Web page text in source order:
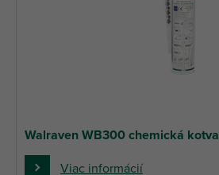
Walraven WB300 chemická kotva
Viac informácií